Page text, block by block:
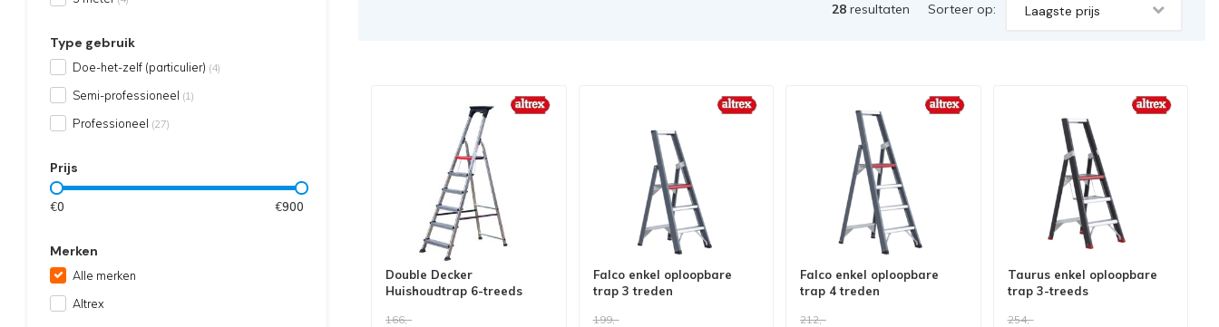
Type gebruik
Doe-het-zelf (particulier) (4)
Semi-professioneel (1)
Professioneel (27)
Prijs
€0 €900
Merken
Alle merken
Altrex
28 resultaten Sorteer op: Laagste prijs
Double Decker
Huishoudtrap 6-treeds
166,-
Falco enkel oploopbare
trap 3 treden
199,-
Falco enkel oploopbare
trap 4 treden
212,-
Taurus enkel oploopbare
trap 3-treeds
254,-